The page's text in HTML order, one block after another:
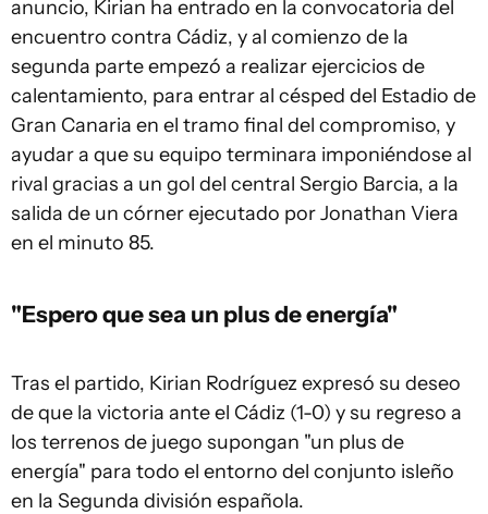
anuncio, Kirian ha entrado en la convocatoria del
encuentro contra Cádiz, y al comienzo de la
segunda parte empezó a realizar ejercicios de
calentamiento, para entrar al césped del Estadio de
Gran Canaria en el tramo final del compromiso, y
ayudar a que su equipo terminara imponiéndose al
rival gracias a un gol del central Sergio Barcia, a la
salida de un córner ejecutado por Jonathan Viera
en el minuto 85.
"Espero que sea un plus de energía"
Tras el partido, Kirian Rodríguez expresó su deseo
de que la victoria ante el Cádiz (1-0) y su regreso a
los terrenos de juego supongan "un plus de
energía" para todo el entorno del conjunto isleño
en la Segunda división española.